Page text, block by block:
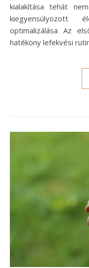
kialakítása tehát
kiegyensúlyozott
optimalizálása Az
hatékony lefekvési